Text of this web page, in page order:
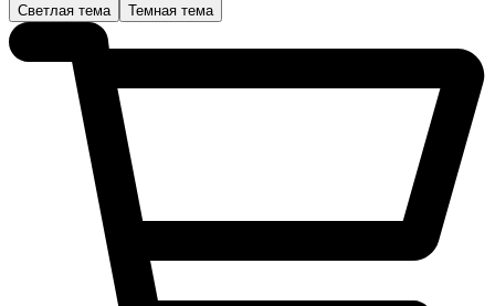
Светлая тема Темная тема